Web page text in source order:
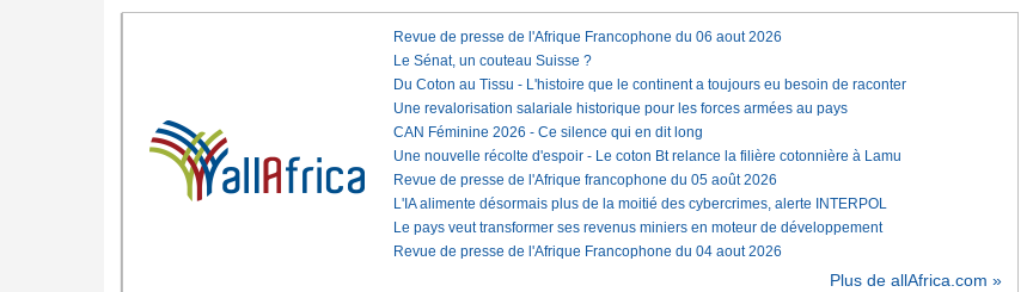
Revue de presse de l'Afrique Francophone du 06 aout 2026
Le Sénat, un couteau Suisse ?
Du Coton au Tissu - L'histoire que le continent a toujours eu besoin de raconter
Une revalorisation salariale historique pour les forces armées au pays
CAN Féminine 2026 - Ce silence qui en dit long
Une nouvelle récolte d'espoir - Le coton Bt relance la filière cotonnière à Lamu
Revue de presse de l'Afrique francophone du 05 août 2026
L'IA alimente désormais plus de la moitié des cybercrimes, alerte INTERPOL
Le pays veut transformer ses revenus miniers en moteur de développement
Revue de presse de l'Afrique Francophone du 04 aout 2026
Plus de allAfrica.com »